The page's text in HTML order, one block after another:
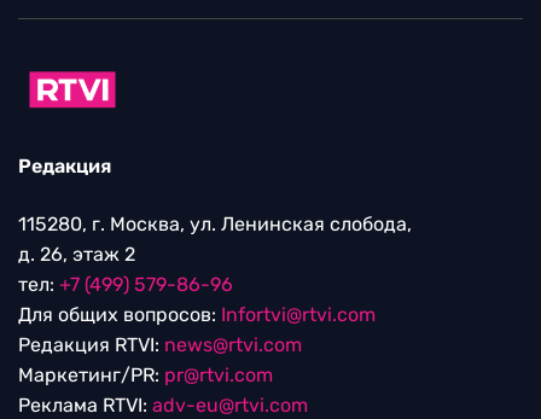
Редакция
115280, г. Москва, ул. Ленинская слобода,
д. 26, этаж 2
тел: +7 (499) 579-86-96
Для общих вопросов: Infortvi@rtvi.com
Редакция RTVI: news@rtvi.com
Маркетинг/PR: pr@rtvi.com
Реклама RTVI: adv-eu@rtvi.com